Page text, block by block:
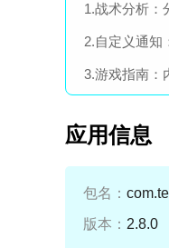
1.战术分析：
2.自定义通知
3.游戏指南：
应用信息
包名：
版本： 2.8.0